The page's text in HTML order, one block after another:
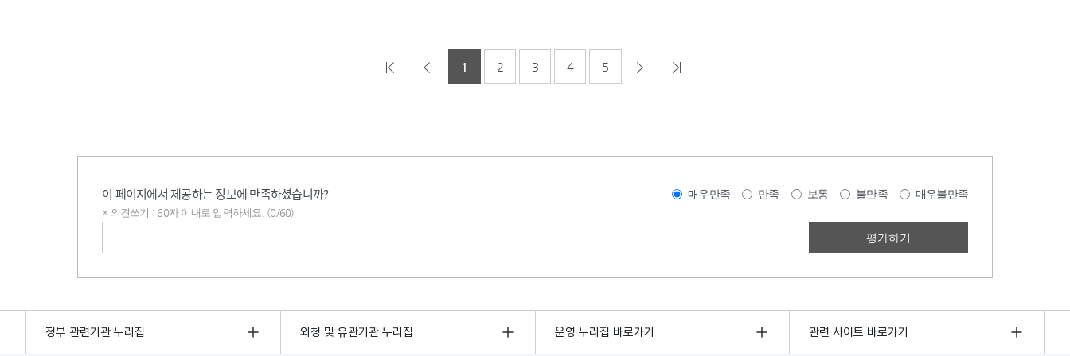
1 2 3 4 5
이 페이지에서 제공하는 정보에 만족하셨습니까? 매우만족 만족 보통 불만족 매우불만족
* 의견쓰기 : 60자 이내로 입력하세요. (0/60)
정부 관련기관 누리집 외청 및 유관기관 누리집 운영 누리집 바로가기 관련 사이트 바로가기